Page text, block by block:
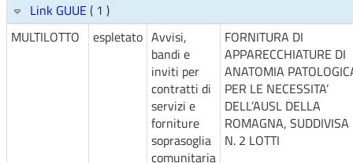
Link GUUE ( 1 )
MULTILOTTO
espletato Avvisi,
bandi e
inviti per
contratti di
servizi e
forniture
soprasoglia
comunitaria
FORNITURA DI
APPARECCHIATURE DI
ANATOMIA
PER LE NECESSITA’
DELL’AUSL DELLA
ROMAGNA,
N. 2 LOTTI